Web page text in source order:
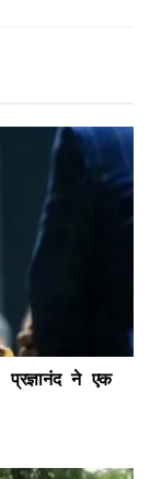
ने एक